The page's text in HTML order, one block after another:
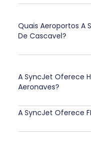
Quais Aeroportos A
De Cascavel?
A SyncJet Oferece
Aeronaves?
A SyncJet Oferece